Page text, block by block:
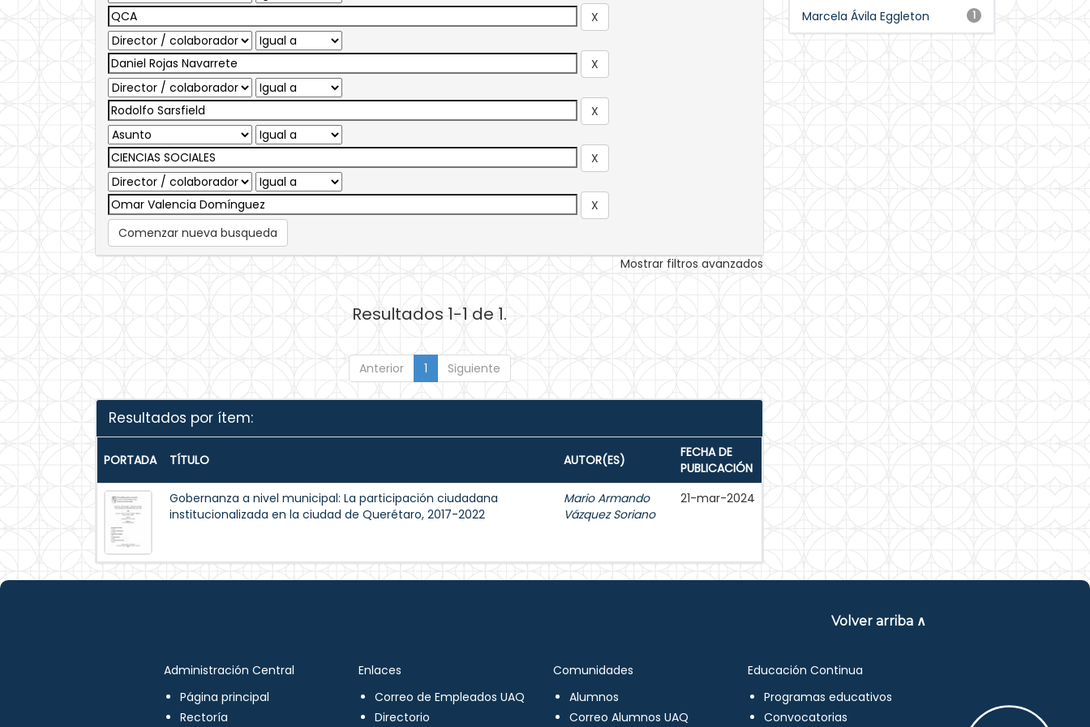
Comenzar nueva busqueda
Mostrar filtros avanzados
Resultados 1-1 de 1.
Anterior 1 Siguiente
Resultados por ítem:
PORTADA TÍTULO AUTOR(ES)
FECHA DE
PUBLICACIÓN
Gobernanza a nivel municipal: La participación ciudadana
institucionalizada en la ciudad de Querétaro, 2017-2022
Mario Armando
Vázquez Soriano
21-mar-2024
1
Marcela Ávila Eggleton
Volver arriba ∧
Administración Central
Página principal
Rectoría
Enlaces
Correo de Empleados UAQ
Directorio
Comunidades
Alumnos
Correo Alumnos UAQ
Educación Continua
Programas educativos
Convocatorias